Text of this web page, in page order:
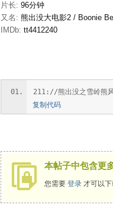
片长: 96分钟
又名: 熊出没大电影2 / Boonie
IMDb: tt4412240
211://熊出没之雪岭熊
复制代码
本帖子中包含更
您需要登录 才可以